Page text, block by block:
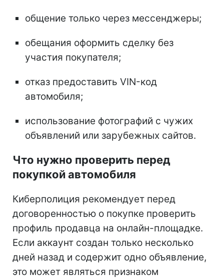
общение только через мессенджеры;
обещания оформить сделку без
участия покупателя;
отказ предоставить VIN-код
автомобиля;
использование фотографий с чужих
объявлений или зарубежных сайтов.
Что нужно проверить перед
покупкой автомобиля
Киберполиция рекомендует перед
договоренностью о покупке проверить
профиль продавца на онлайн-площадке.
Если аккаунт создан только несколько
дней назад и содержит одно объявление,
это может являться признаком